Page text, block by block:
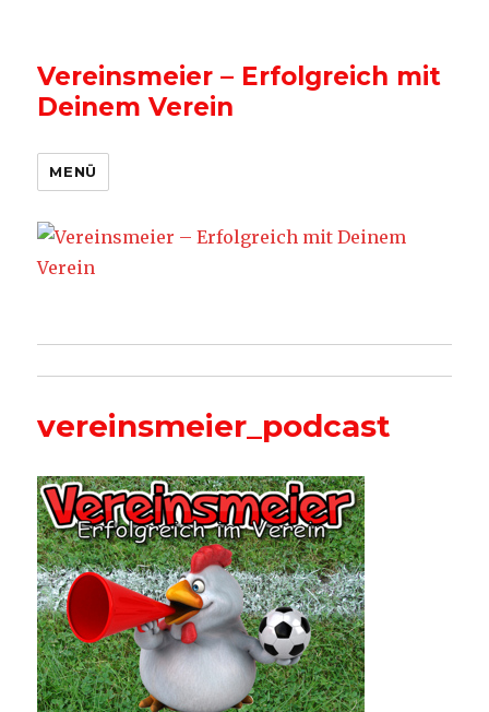
Vereinsmeier – Erfolgreich mit
Deinem Verein
MENÜ
vereinsmeier_podcast